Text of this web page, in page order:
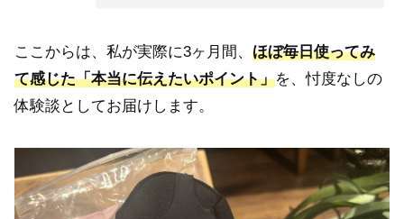
ここからは、私が実際に3ヶ月間、 ほぼ毎日使ってみ
て感じた「本当に伝えたいポイント」を、忖度なしの
体験談としてお届けします。